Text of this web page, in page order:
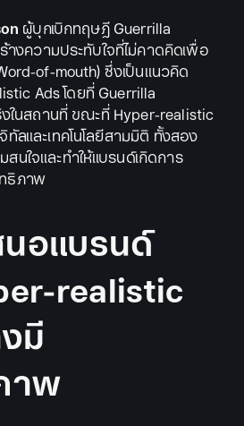
ผู้บุกเบิกทฤษฎี Guerrilla
างความประทับใจที่ไม่คาดคิดเพื่อ
of-mouth) ซึ่งเป็นแนวคิด
Ads โดยที่ Guerrilla
ในสถานที่ ขณะที่ Hyper-realistic
ลและเทคโนโลยีสามมิติ ทั้งสอง
ใจและทำให้แบรนด์เกิดการ
ธิภาพ
อแบรนด์
realistic
มี
าพ